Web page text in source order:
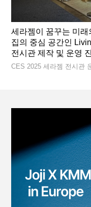
세라젬이 꿈꾸는 미
집의 중심 공간인
전시관 제작 및 운영
CES 2025 세라젬 전시관